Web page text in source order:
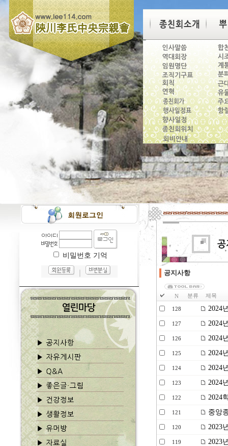
비밀번호 기억
공지사항
N 분류 제목
128 2024
127 2024
126 2024
125 2024
124 2024
123 2024
122 2024
121 중앙
120 2023
119 2023